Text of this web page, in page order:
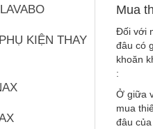
KIỆN THAY
Mua
Đối với
đâu có
khoăn
:
Ở giữa
mua
đâu